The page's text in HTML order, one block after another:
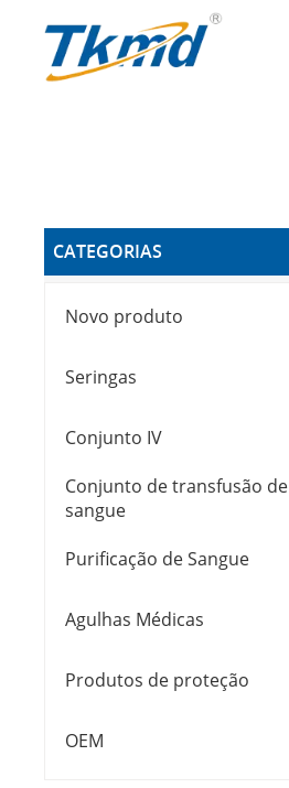
CATEGORIAS
Novo produto
Seringas
Conjunto IV
Conjunto de transfusão de
sangue
Purificação de Sangue
Agulhas Médicas
Produtos de proteção
OEM